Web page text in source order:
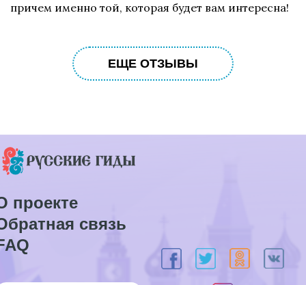
причем именно той, которая будет вам интересна!
ЕЩЕ ОТЗЫВЫ
проекте
связь